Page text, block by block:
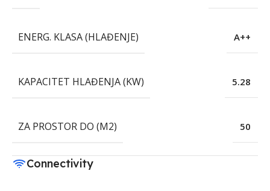
ENERG. KLASA (HLAĐENJE) A++
KAPACITET HLAĐENJA (KW) 5.28
ZA PROSTOR DO (M2) 50
Connectivity